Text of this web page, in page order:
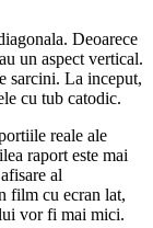
Deoarece
un aspect vertical.
sarcini. La inceput,
cu tub catodic.
reale ale
raport este mai
al
film cu ecran lat,
vor fi mai mici.